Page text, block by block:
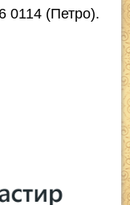
0114 (Петро).